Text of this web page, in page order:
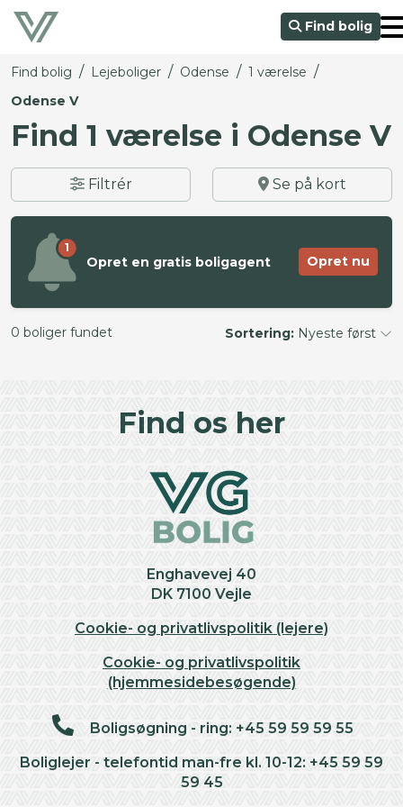
Find bolig
Find bolig / Lejeboliger / Odense / 1 værelse /
Odense V
Find 1 værelse i Odense V
Filtrér Se på kort
1
Opret en gratis boligagent Opret nu
0 boliger fundet Sortering: Nyeste først
Find os her
Enghavevej 40
DK 7100 Vejle
Cookie- og privatlivspolitik (lejere)
Cookie- og privatlivspolitik
(hjemmesidebesøgende)
Boligsøgning - ring: +45 59 59 59 55
Boliglejer - telefontid man-fre kl. 10-12: +45 59 59
59 45